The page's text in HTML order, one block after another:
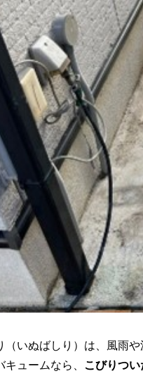
（いぬばしり）は、風雨や
ュームなら、 こびりつ